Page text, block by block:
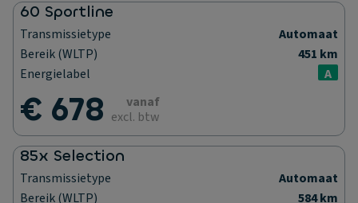
60 Sportline
Transmissietype
Automaat
Bereik (WLTP)
451 km
Energielabel
A
€ 678
vanaf
excl. btw
85x Selection
Transmissietype
Automaat
Bereik (WLTP)
584 km